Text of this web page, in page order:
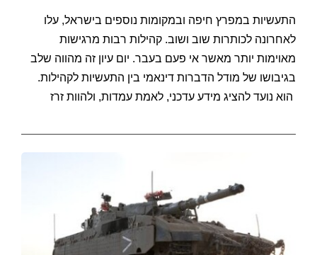
התעשיות במפרץ חיפה ובמקומות נוספים בישראל, עלו
לאחרונה לכותרות שוב ושוב. קהילות רבות מרגישות
מאוימות יותר מאשר אי פעם בעבר. יום עיון זה מהווה שלב
בגיבושו של מודל הדברות דינאמי בין התעשיות לקהילות.
הוא נועד להציג מידע עדכני, לאמת עמדות, ולהוות זרז